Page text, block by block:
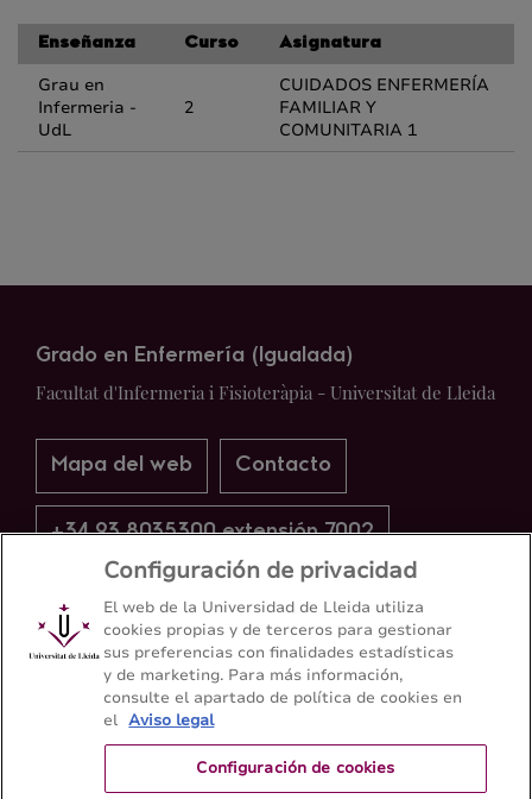
Enseñanza Curso Asignatura
Grau en
Infermeria -
UdL
2
CUIDADOS ENFERMERÍA
FAMILIAR Y
COMUNITARIA 1
Grado en Enfermería (Igualada)
Facultat d'Infermeria i Fisioteràpia - Universitat de Lleida
Mapa del web Contacto
+34 93 8035300 extensión 7002
Configuración de privacidad
El web de la Universidad de Lleida utiliza
cookies propias y de terceros para gestionar
sus preferencias con finalidades estadísticas
y de marketing. Para más información,
consulte el apartado de política de cookies en
el Aviso legal
Configuración de cookies